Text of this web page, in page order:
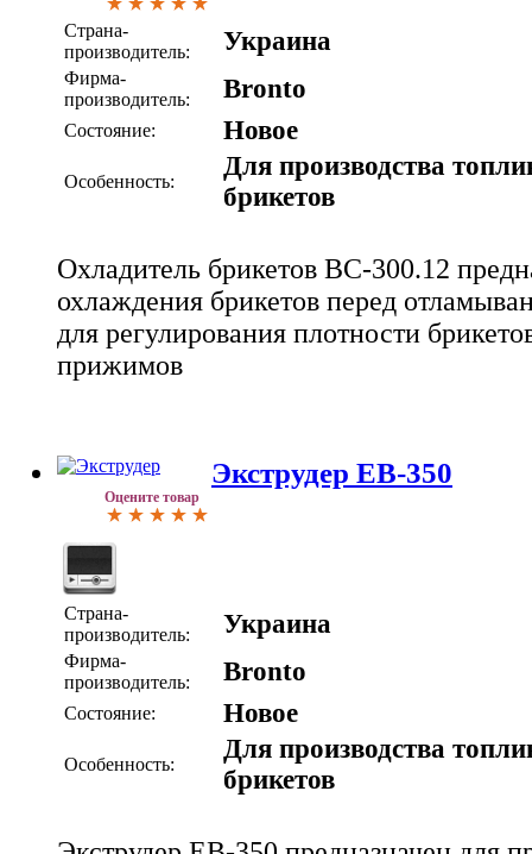
Страна-
производитель:
Украина
Фирма-
производитель:
Bronto
Состояние: Новое
Особенность:
Для производства
брикетов
Охладитель брикетов ВС-300.12
охлаждения брикетов перед
для регулирования плотности
прижимов
Оцените товар
Экструдер ЕВ-350
Страна-
производитель:
Украина
Фирма-
производитель:
Bronto
Состояние: Новое
Особенность:
Для производства
брикетов